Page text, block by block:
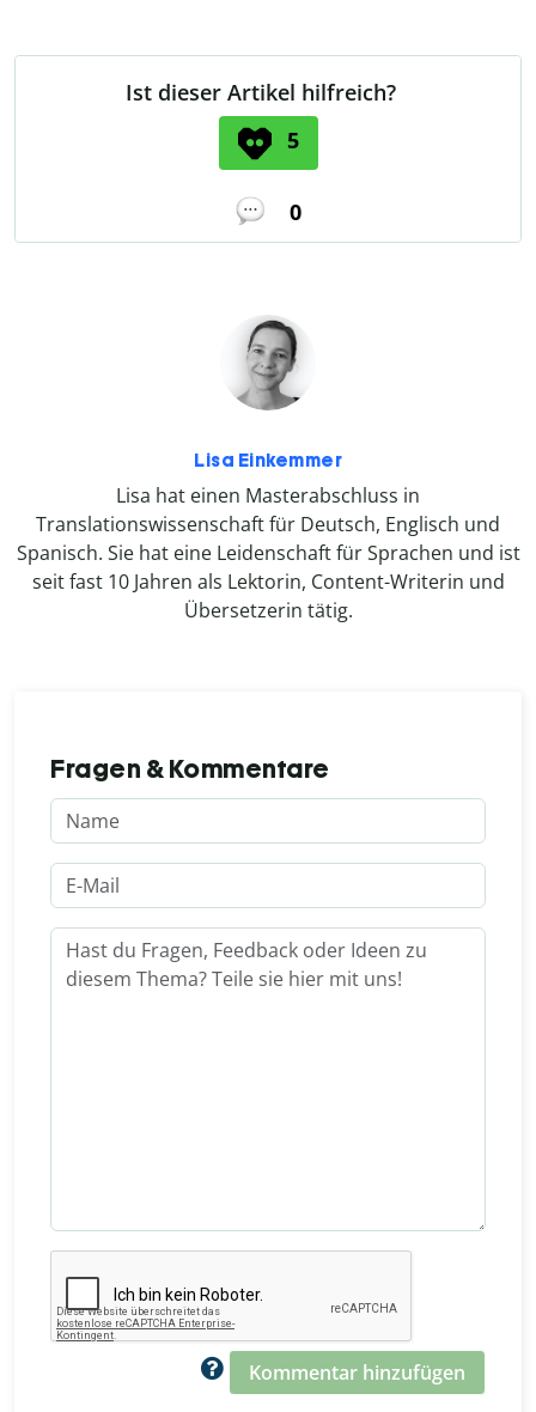
Ist dieser Artikel hilfreich?
5
0
Lisa Einkemmer
Lisa hat einen Masterabschluss in
Translationswissenschaft für Deutsch, Englisch und
Spanisch. Sie hat eine Leidenschaft für Sprachen und ist
seit fast 10 Jahren als Lektorin, Content-Writerin und
Übersetzerin tätig.
Fragen & Kommentare
Kommentar hinzufügen